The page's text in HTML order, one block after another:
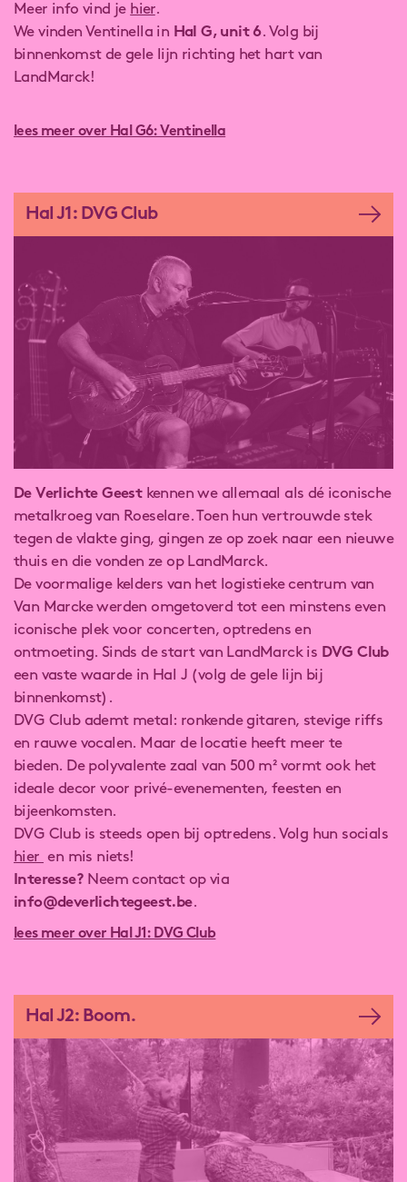
Meer info vind je hier.
We vinden Ventinella in Hal G, unit 6. Volg bij
binnenkomst de gele lijn richting het hart van
LandMarck!
lees meer over Hal G6: Ventinella
Hal J1: DVG Club
De Verlichte Geestkennen we allemaal als dé iconische
metalkroeg van Roeselare. Toen hun vertrouwde stek
tegen de vlakte ging, gingen ze op zoek naar een nieuwe
thuis en die vonden ze op LandMarck.
De voormalige kelders van het logistieke centrum van
Van Marcke werden omgetoverd tot een minstens even
iconische plek voor concerten, optredens en
ontmoeting. Sinds de start van LandMarck is DVG Club
een vaste waarde in Hal J (volg de gele lijn bij
binnenkomst).
DVG Club ademt metal: ronkende gitaren, stevige riffs
en rauwe vocalen. Maar de locatie heeft meer te
bieden. De polyvalente zaal van 500 m² vormt ook het
ideale decor voor privé-evenementen, feesten en
bijeenkomsten.
DVG Club is steeds open bij optredens. Volg hun socials
hier en mis niets!
Interesse? Neem contact op via
info@deverlichtegeest.be.
lees meer over Hal J1: DVG Club
Hal J2: Boom.
JOUW BEURS OF EVENT OP
LANDMARCK?
contact
op de website te analyseren. Als je je verzet tegen het
aanpassen. Door alle cookies te accepteren, stem je ermee
in onze cookies te gebruiken.
voorkeuren aanpassen
alle cookies aanvaarden